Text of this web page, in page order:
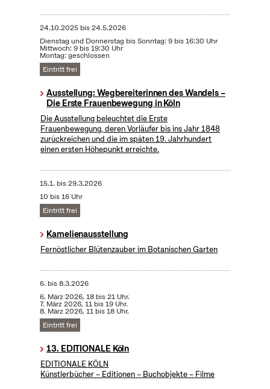
24.10.2025bis24.5.2026
Dienstag und Donnerstag bis Sonntag: 9 bis 16:30 Uhr
Mittwoch: 9 bis 19:30 Uhr
Montag: geschlossen
Eintritt frei
Ausstellung: Wegbereiterinnen des Wandels –
Die Erste Frauenbewegung in Köln
Die Ausstellung beleuchtet die Erste
Frauenbewegung, deren Vorläufer bis ins Jahr 1848
zurückreichen und die im späten 19. Jahrhundert
einen ersten Höhepunkt erreichte.
15.1. bis29.3.2026
10 bis 16 Uhr
Eintritt frei
Kamelienausstellung
Fernöstlicher Blütenzauber im Botanischen Garten
6. bis8.3.2026
6. März 2026, 18 bis 21 Uhr.
7. März 2026, 11 bis 19 Uhr.
8. März 2026, 11 bis 18 Uhr.
Eintritt frei
13. EDITIONALE Köln
EDITIONALE KÖLN
Künstlerbücher – Editionen – Buchobjekte – Filme